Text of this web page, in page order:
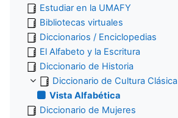
Estudiar en la UMAFY
Bibliotecas virtuales
Diccionarios / Enciclopedias
El Alfabeto y la Escritura
Diccionario de Historia
Diccionario de Cultura Clásica
Vista Alfabética
Diccionario de Mujeres